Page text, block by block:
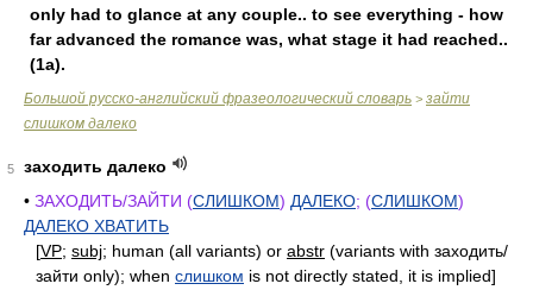
only had to glance at any couple.. to see everything - how
far advanced the romance was, what stage it had reached..
(1a).
Большой русско-английский фразеологический словарь > зайти
слишком далеко
5
заходить далеко
• ЗАХОДИТЬ/ЗАЙТИ (СЛИШКОМ) ДАЛЕКО; (СЛИШКОМ)
ДАЛЕКО ХВАТИТЬ
[VP; subj; human (all variants) or abstr (variants with заходить/
зайти only); when слишком is not directly stated, it is implied]